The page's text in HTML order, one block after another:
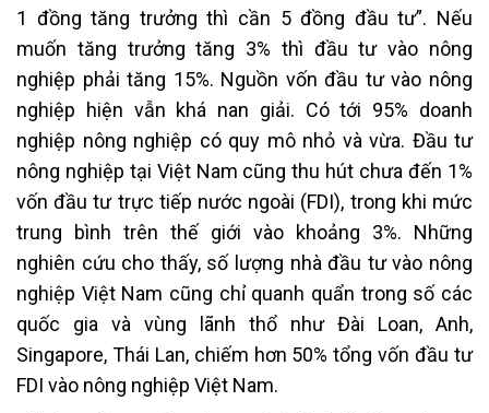
1 đồng tăng trưởng thì cần 5 đồng đầu tư”. Nếu
muốn tăng trưởng tăng 3% thì đầu tư vào nông
nghiệp phải tăng 15%. Nguồn vốn đầu tư vào nông
nghiệp hiện vẫn khá nan giải. Có tới 95% doanh
nghiệp nông nghiệp có quy mô nhỏ và vừa. Đầu tư
nông nghiệp tại Việt Nam cũng thu hút chưa đến 1%
vốn đầu tư trực tiếp nước ngoài (FDI), trong khi mức
trung bình trên thế giới vào khoảng 3%. Những
nghiên cứu cho thấy, số lượng nhà đầu tư vào nông
nghiệp Việt Nam cũng chỉ quanh quẩn trong số các
quốc gia và vùng lãnh thổ như Đài Loan, Anh,
Singapore, Thái Lan, chiếm hơn 50% tổng vốn đầu tư
FDI vào nông nghiệp Việt Nam.